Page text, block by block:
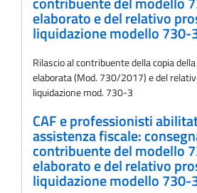
elaborato e del relativo
liquidazione modello 730-
Rilascio al contribuente della copia
elaborata (Mod. 730/2017) e del
liquidazione mod. 730-3
CAF e professionisti
assistenza fiscale:
contribuente del modello
elaborato e del relativo
liquidazione modello 730-